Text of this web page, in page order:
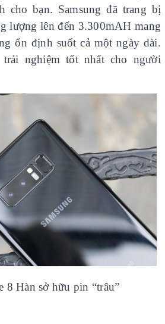
cho bạn. Samsung đã trang bị
lượng lên đến 3.300mAH mang
ổn định suốt cả một ngày dài.
nghiệm tốt nhất cho người
8 Hàn sở hữu pin “trâu”